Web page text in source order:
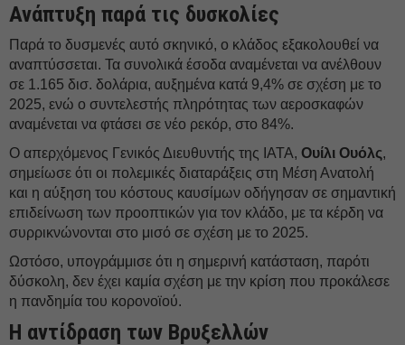
Ανάπτυξη παρά τις δυσκολίες
Παρά το δυσμενές αυτό σκηνικό, ο κλάδος εξακολουθεί να
αναπτύσσεται. Τα συνολικά έσοδα αναμένεται να ανέλθουν
σε 1.165 δισ. δολάρια, αυξημένα κατά 9,4% σε σχέση με το
2025, ενώ ο συντελεστής πληρότητας των αεροσκαφών
αναμένεται να φτάσει σε νέο ρεκόρ, στο 84%.
Ο απερχόμενος Γενικός Διευθυντής της IATA, Ουίλι Ουόλς,
σημείωσε ότι οι πολεμικές διαταράξεις στη Μέση Ανατολή
και η αύξηση του κόστους καυσίμων οδήγησαν σε σημαντική
επιδείνωση των προοπτικών για τον κλάδο, με τα κέρδη να
συρρικνώνονται στο μισό σε σχέση με το 2025.
Ωστόσο, υπογράμμισε ότι η σημερινή κατάσταση, παρότι
δύσκολη, δεν έχει καμία σχέση με την κρίση που προκάλεσε
η πανδημία του κορονοϊού.
Η αντίδραση των Βρυξελλών